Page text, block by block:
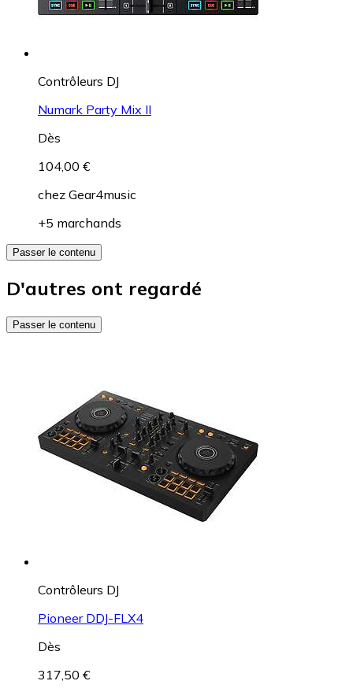
Contrôleurs DJ
Numark Party Mix II
Dès
104,00 €
chez Gear4music
+5 marchands
Passer le contenu
D'autres ont regardé
Passer le contenu
Contrôleurs DJ
Pioneer DDJ-FLX4
Dès
317,50 €